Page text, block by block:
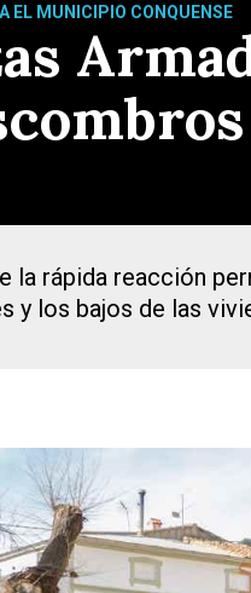
o ESC para cerrar
EL MUNICIPIO CONQUENSE
la rápida reacción
y los bajos de las